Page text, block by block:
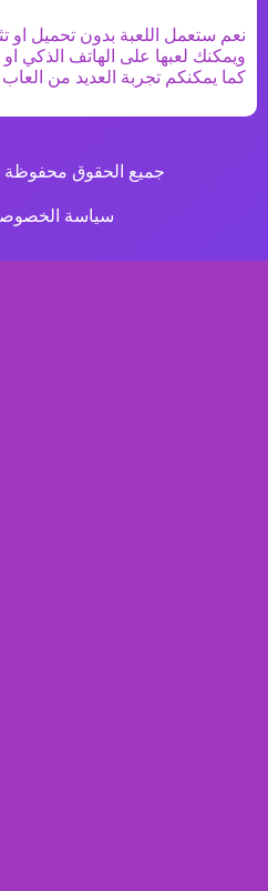
نعم ستعمل اللعبة بدون تحميل او
ويمكنك لعبها على الهاتف الذكي
كما يمكنكم تجربة العديد من
جميع الحقوق محفوظة
سياسة